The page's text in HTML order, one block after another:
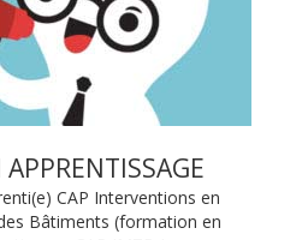
APPRENTISSAGE
CAP Interventions en
Bâtiments (formation en